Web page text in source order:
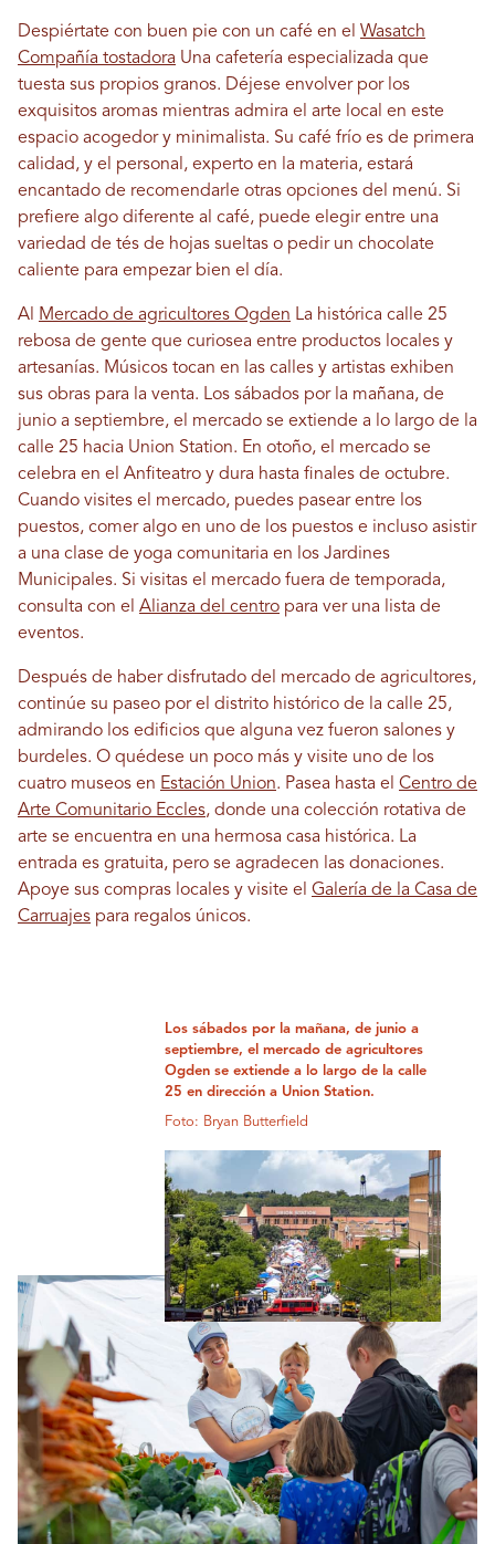
Despiértate con buen pie con un café en el Wasatch
Compañía tostadora Una cafetería especializada que
tuesta sus propios granos. Déjese envolver por los
exquisitos aromas mientras admira el arte local en este
espacio acogedor y minimalista. Su café frío es de primera
calidad, y el personal, experto en la materia, estará
encantado de recomendarle otras opciones del menú. Si
prefiere algo diferente al café, puede elegir entre una
variedad de tés de hojas sueltas o pedir un chocolate
caliente para empezar bien el día.
Al Mercado de agricultores Ogden La histórica calle 25
rebosa de gente que curiosea entre productos locales y
artesanías. Músicos tocan en las calles y artistas exhiben
sus obras para la venta. Los sábados por la mañana, de
junio a septiembre, el mercado se extiende a lo largo de la
calle 25 hacia Union Station. En otoño, el mercado se
celebra en el Anfiteatro y dura hasta finales de octubre.
Cuando visites el mercado, puedes pasear entre los
puestos, comer algo en uno de los puestos e incluso asistir
a una clase de yoga comunitaria en los Jardines
Municipales. Si visitas el mercado fuera de temporada,
consulta con el Alianza del centro para ver una lista de
eventos.
Después de haber disfrutado del mercado de agricultores,
continúe su paseo por el distrito histórico de la calle 25,
admirando los edificios que alguna vez fueron salones y
burdeles. O quédese un poco más y visite uno de los
cuatro museos en Estación Union. Pasea hasta el Centro de
Arte Comunitario Eccles, donde una colección rotativa de
arte se encuentra en una hermosa casa histórica. La
entrada es gratuita, pero se agradecen las donaciones.
Apoye sus compras locales y visite el Galería de la Casa de
Carruajes para regalos únicos.
Los sábados por la mañana, de junio a
septiembre, el mercado de agricultores
Ogden se extiende a lo largo de la calle
25 en dirección a Union Station.
Foto: Bryan Butterfield